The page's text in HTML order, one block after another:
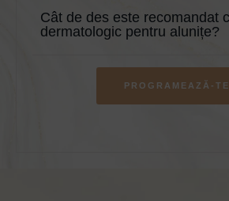
Cât de des este recomandat
dermatologic pentru alunițe?
PROGRAMEAZĂ-TE